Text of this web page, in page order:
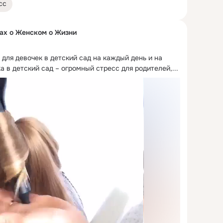
о Женском о Жизни
девочек в детский сад на каждый день и на
в детский сад – огромный стресс для родителей,...